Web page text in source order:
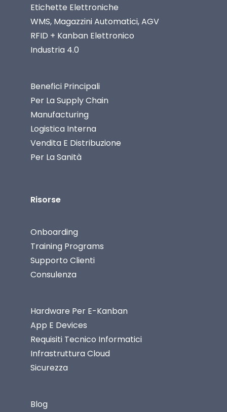
Etichette Elettroniche
WMS, Magazzini Automatici, AGV
RFID + Kanban Elettronico
Industria 4.0
Benefici Principali
Per La Supply Chain
Manufacturing
Logistica Interna
Vendita E Distribuzione
Per La Sanità
Risorse
Onboarding
Training Programs
Supporto Clienti
Consulenza
Hardware Per E-Kanban
App E Devices
Requisiti Tecnico Informatici
Infrastruttura Cloud
Sicurezza
Blog